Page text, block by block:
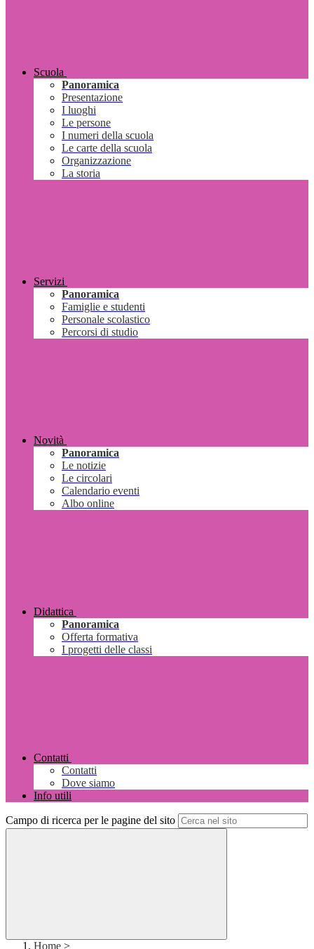
Scuola
Panoramica
Presentazione
I luoghi
Le persone
I numeri della scuola
Le carte della scuola
Organizzazione
La storia
Servizi
Panoramica
Famiglie e studenti
Personale scolastico
Percorsi di studio
Novità
Panoramica
Le notizie
Le circolari
Calendario eventi
Albo online
Didattica
Panoramica
Offerta formativa
I progetti delle classi
Contatti
Contatti
Dove siamo
Info utili
Campo di ricerca per le pagine del sito
Home >